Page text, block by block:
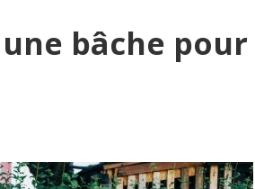
bâche pour